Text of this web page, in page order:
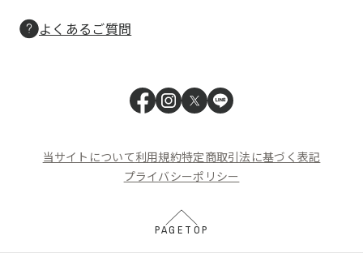
よくあるご質問
当サイトについて利用規約特定商取引法に基づく表記
プライバシーポリシー
PAGETOP